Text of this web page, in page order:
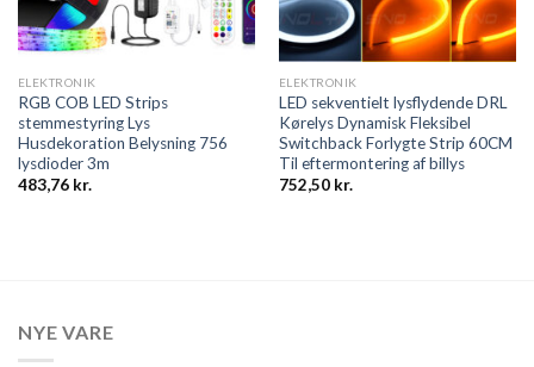
ELEKTRONIK
RGB COB LED Strips
stemmestyring Lys
Husdekoration Belysning 756
lysdioder 3m
483,76 kr.
ELEKTRONIK
LED sekventielt lysflydende DRL
Kørelys Dynamisk Fleksibel
Switchback Forlygte Strip 60CM
Til eftermontering af billys
752,50 kr.
NYE VARE